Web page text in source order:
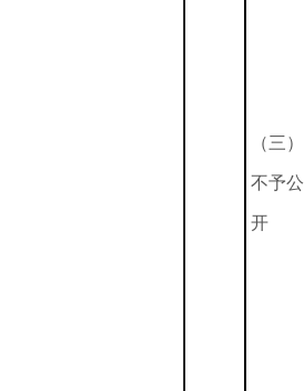
（三）
不予公
开